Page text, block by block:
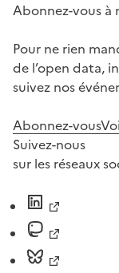
Abonnez-vous
Pour ne rien
de l’open data,
suivez nos
Abonnez-vous
Suivez-nous
sur les réseaux